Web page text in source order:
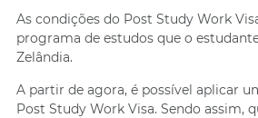
As condições do Post Study Work
programa de estudos que o
Zelândia.
A partir de agora, é possível aplicar
Post Study Work Visa. Sendo assim,